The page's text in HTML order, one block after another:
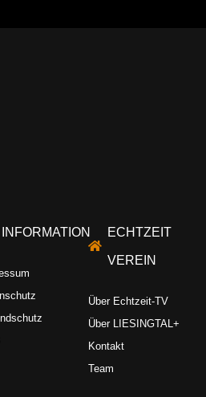
INFORMATION ECHTZEIT
VEREIN
Über Echtzeit-TV
Über LIESINGTAL+
Kontakt
Team